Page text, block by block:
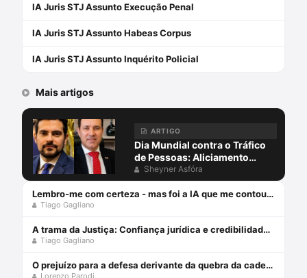
IA Juris STJ Assunto Execução Penal
IA Juris STJ Assunto Habeas Corpus
IA Juris STJ Assunto Inquérito Policial
Mais artigos
ARTIGO
Dia Mundial contra o Tráfico
de Pessoas: Aliciamento
digital, aprisionamento e
escravidão para golpes
virtuais, exploração on-line e
Sheyner Asfóra
Lembro-me com certeza - mas foi a IA que me contou: Falsas memórias na prova testemunhal
Tiago Gagliano
A trama da Justiça: Confiança jurídica e credibilidade fática
Tiago Gagliano
O prejuízo para a defesa derivante da quebra da cadeia de custódia de provas digitais